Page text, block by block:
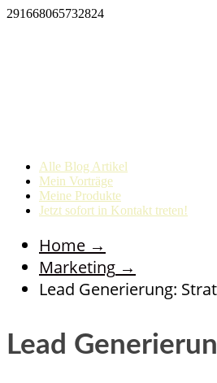
291668065732824
Alle Blog Artikel
Mein Vorträge
Meine Produkte
Jetzt sofort in Kontakt treten!
Home →
Marketing →
Lead Generierung:
Lead